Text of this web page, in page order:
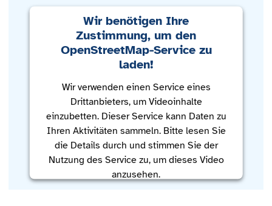
Wir benötigen Ihre
Zustimmung, um den
OpenStreetMap-Service zu
laden!
Wir verwenden einen Service eines
Drittanbieters, um Videoinhalte
einzubetten. Dieser Service kann Daten zu
Ihren Aktivitäten sammeln. Bitte lesen Sie
die Details durch und stimmen Sie der
Nutzung des Service zu, um dieses Video
anzusehen.